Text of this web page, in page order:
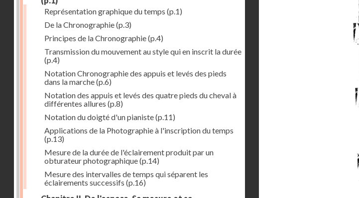
Représentation graphique du temps (p.1)
De la Chronographie(p.3)
Principes de la Chronographie(p.4)
Transmission du mouvement au style qui en inscrit la durée
(p.4)
Notation Chronographie des appuis et levés des pieds
dans la marche(p.6)
Notation des appuis et levés des quatre pieds du cheval à
différentes allures (p.8)
Notation du doigté d'un pianiste(p.11)
Applications de la Photographie à l'inscription du temps
(p.13)
Mesure de la durée de l'éclairement produit par un
obturateur photographique(p.14)
Mesure des intervalles de temps qui séparent les
éclairements successifs (p.16)